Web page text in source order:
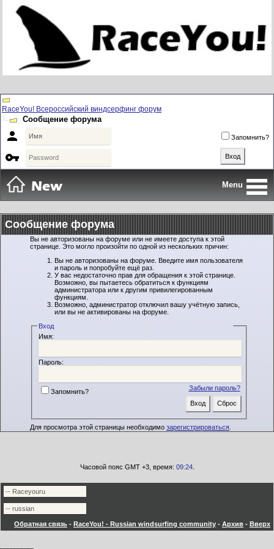
RaceYou! Всероссийский виндсерфинг форум
Сообщение форума
 Запомнить?

Menu
Сообщение форума
Вы не авторизованы на форуме или не имеете доступа к этой
странице. Это могло произойти по одной из нескольких причин:
Вы не авторизованы на форуме. Введите имя пользователя
и пароль и попробуйте ещё раз.
У вас недостаточно прав для обращения к этой странице.
Возможно, вы пытаетесь обратиться к функциям
администратора или к другим привилегированным
функциям.
Возможно, администратор отключил вашу учётную запись,
или вы не активированы на форуме.
Вход
Имя:
Пароль:
Забыли пароль?
Запомнить?
Для просмотра этой страницы необходимо зарегистрироваться
Часовой пояс GMT +3, время: 09:24.
Обратная связь - RaceYou! - Russian windsurfing community - Архив - Вверх